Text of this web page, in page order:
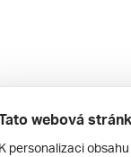
webová
K personalizaci